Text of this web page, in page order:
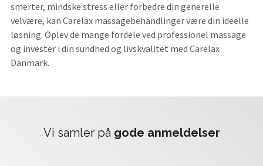
smerter, mindske stress eller forbedre din generelle
velvære, kan Carelax massagebehandlinger være din ideelle
løsning. Oplev de mange fordele ved professionel massage
og invester i din sundhed og livskvalitet med Carelax
Danmark.
Vi samler på gode anmeldelser